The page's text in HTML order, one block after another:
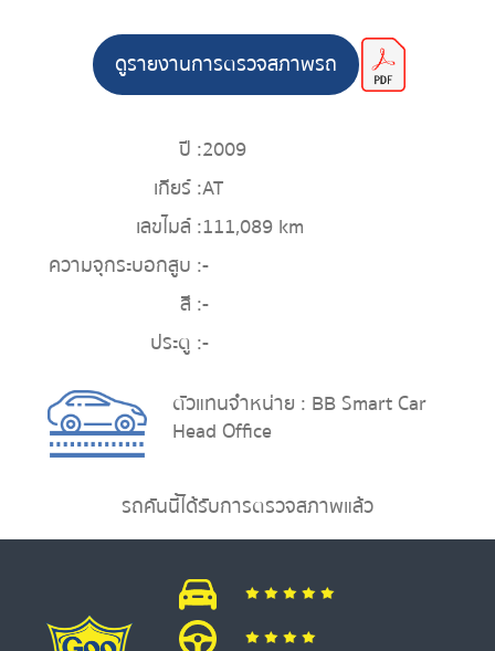
ดูรายงานการตรวจสภาพรถ
ปี :2009
เกียร์ :AT
เลขไมล์ :111,089 km
ความจุกระบอกสูบ :-
สี :-
ประตู :-
ตัวแทนจำหน่าย : BB Smart Car
Head Office
รถคันนี้ได้รับการตรวจสภาพแล้ว